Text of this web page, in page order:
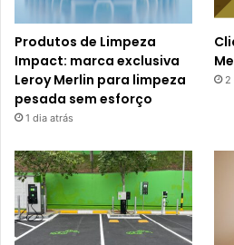
Produtos de Limpeza
Impact: marca exclusiva
Leroy Merlin para limpeza
pesada sem esforço
1 dia atrás
2